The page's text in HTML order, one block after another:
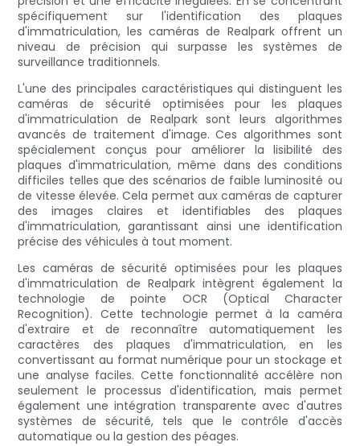
spécifiquement sur l'identification des plaques
d'immatriculation, les caméras de Realpark offrent un
niveau de précision qui surpasse les systèmes de
surveillance traditionnels.
L'une des principales caractéristiques qui distinguent les
caméras de sécurité optimisées pour les plaques
d'immatriculation de Realpark sont leurs algorithmes
avancés de traitement d'image. Ces algorithmes sont
spécialement conçus pour améliorer la lisibilité des
plaques d'immatriculation, même dans des conditions
difficiles telles que des scénarios de faible luminosité ou
de vitesse élevée. Cela permet aux caméras de capturer
des images claires et identifiables des plaques
d'immatriculation, garantissant ainsi une identification
précise des véhicules à tout moment.
Les caméras de sécurité optimisées pour les plaques
d'immatriculation de Realpark intègrent également la
technologie de pointe OCR (Optical Character
Recognition). Cette technologie permet à la caméra
d'extraire et de reconnaître automatiquement les
caractères des plaques d'immatriculation, en les
convertissant au format numérique pour un stockage et
une analyse faciles. Cette fonctionnalité accélère non
seulement le processus d'identification, mais permet
également une intégration transparente avec d'autres
systèmes de sécurité, tels que le contrôle d'accès
automatique ou la gestion des péages.